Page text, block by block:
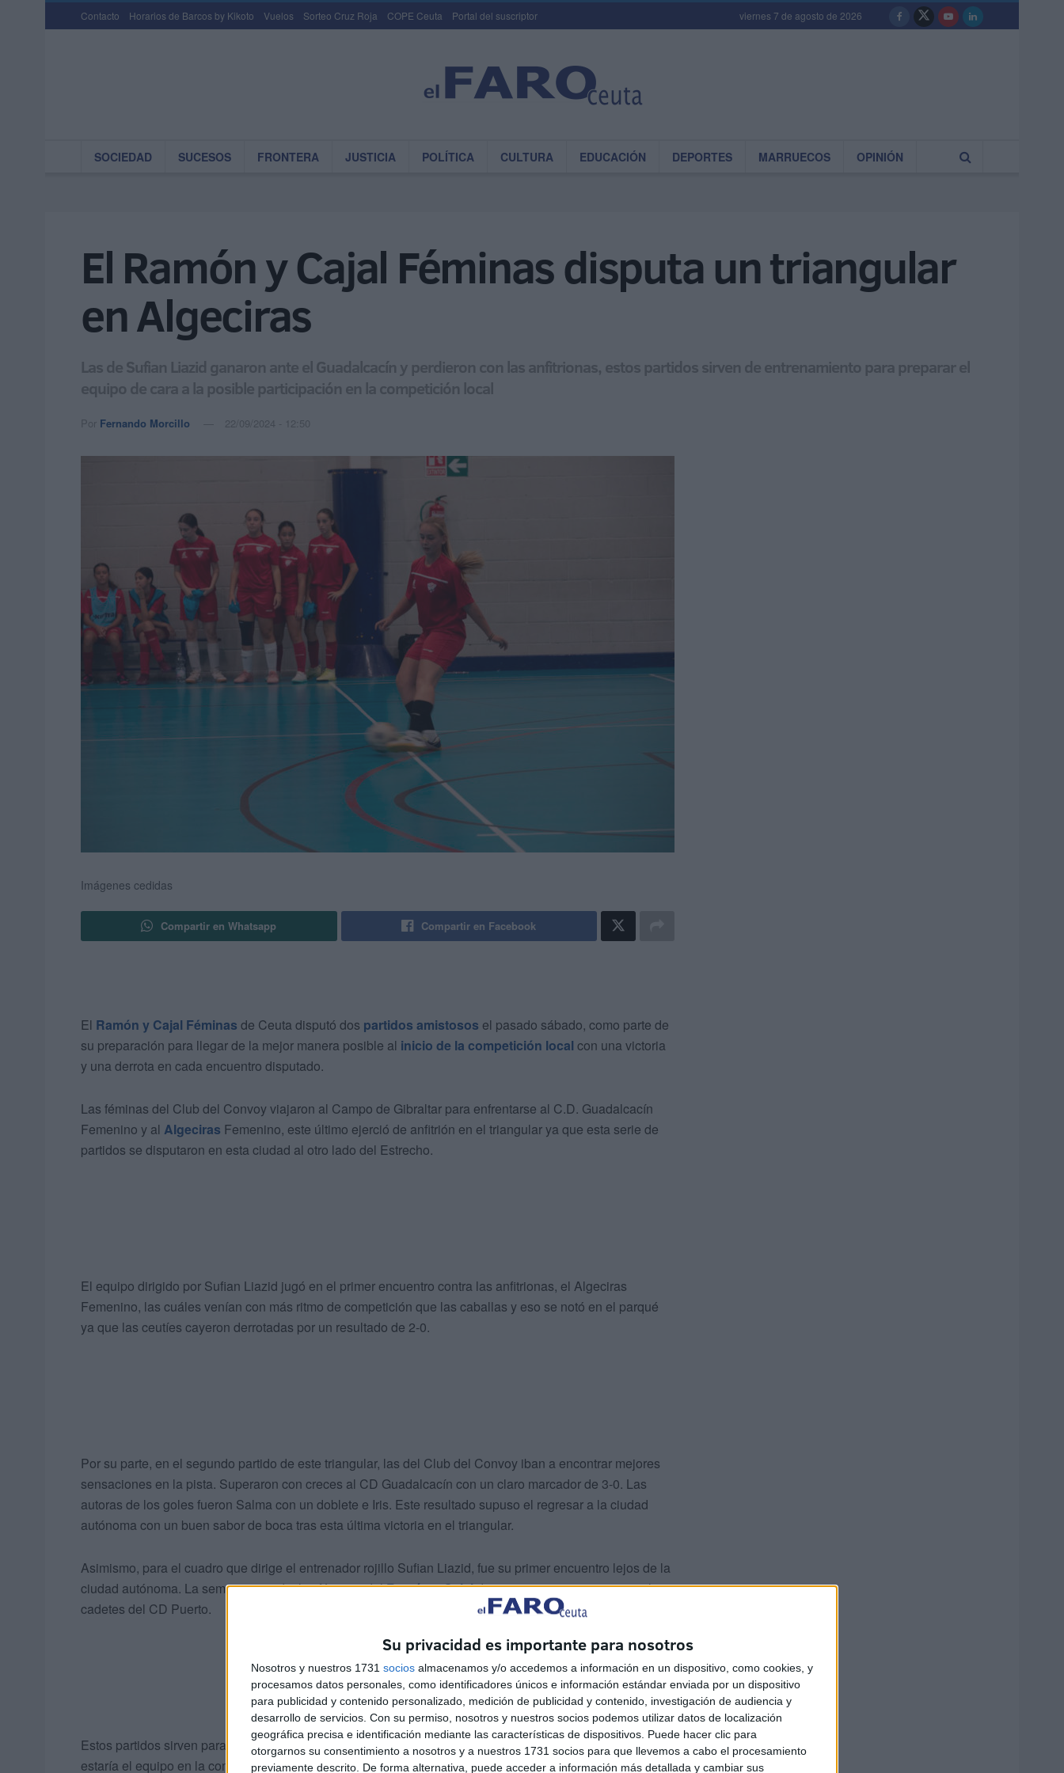
Su privacidad es importante para nosotros
Nosotros y nuestros 1731 socios almacenamos y/o accedemos a información en un dispositivo, como cookies, y
procesamos datos personales, como identificadores únicos e información estándar enviada por un dispositivo
para publicidad y contenido personalizado, medición de publicidad y contenido, investigación de audiencia y
desarrollo de servicios. Con su permiso, nosotros y nuestros socios podemos utilizar datos de localización
geográfica precisa e identificación mediante las características de dispositivos. Puede hacer clic para
otorgarnos su consentimiento a nosotros y a nuestros 1731 socios para que llevemos a cabo el procesamiento
previamente descrito. De forma alternativa, puede acceder a información más detallada y cambiar sus
Contacto Horarios de Barcos by Kikoto Vuelos Sorteo Cruz Roja COPE Ceuta Portal del suscriptor viernes 7 de agosto de 2026
SOCIEDAD SUCESOS FRONTERA JUSTICIA POLÍTICA CULTURA EDUCACIÓN DEPORTES MARRUECOS OPINIÓN
El Ramón y Cajal Féminas disputa un triangular
en Algeciras
Las de Sufian Liazid ganaron ante el Guadalcacín y perdieron con las anfitrionas, estos partidos sirven de entrenamiento para preparar el
equipo de cara a la posible participación en la competición local
Por Fernando Morcillo 22/09/2024 - 12:50
Imágenes cedidas
Compartir en Whatsapp Compartir en Facebook
El Ramón y Cajal Féminas de Ceuta disputó dos partidos amistosos el pasado sábado, como parte de
su preparación para llegar de la mejor manera posible al inicio de la competición local con una victoria
y una derrota en cada encuentro disputado.
Las féminas del Club del Convoy viajaron al Campo de Gibraltar para enfrentarse al C.D. Guadalcacín
Femenino y al Algeciras Femenino, este último ejerció de anfitrión en el triangular ya que esta serie de
partidos se disputaron en esta ciudad al otro lado del Estrecho.
El equipo dirigido por Sufian Liazid jugó en el primer encuentro contra las anfitrionas, el Algeciras
Femenino, las cuáles venían con más ritmo de competición que las caballas y eso se notó en el parqué
ya que las ceutíes cayeron derrotadas por un resultado de 2-0.
Por su parte, en el segundo partido de este triangular, las del Club del Convoy iban a encontrar mejores
sensaciones en la pista. Superaron con creces al CD Guadalcacín con un claro marcador de 3-0. Las
autoras de los goles fueron Salma con un doblete e Iris. Este resultado supuso el regresar a la ciudad
autónoma con un buen sabor de boca tras esta última victoria en el triangular.
Asimismo, para el cuadro que dirige el entrenador rojillo Sufian Liazid, fue su primer encuentro lejos de la
ciudad autónoma. La semana pasada, las féminas delRamón y Cajaldisputaron un amistoso contra los
cadetes del CD Puerto.
Estos partidos sirven para “evaluar” a las jugadoras frente a equipos de otras categorías y ver cómo
estaría el equipo en la competición local.